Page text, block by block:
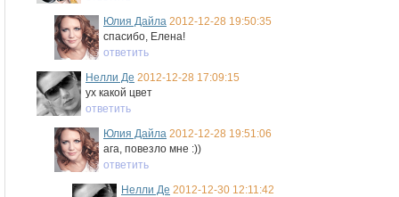
Юлия Дайла 2012-12-28 19:50:35
спасибо, Елена!
ответить
Нелли Де 2012-12-28 17:09:15
ух какой цвет
ответить
Юлия Дайла 2012-12-28 19:51:06
ага, повезло мне :))
ответить
Нелли Де 2012-12-30 12:11:42